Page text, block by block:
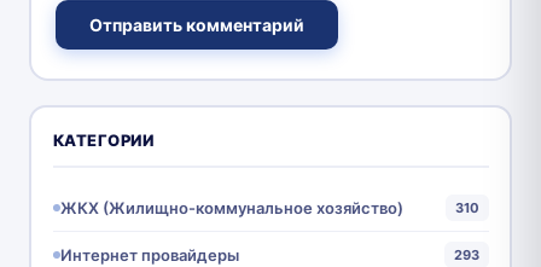
Отправить комментарий
КАТЕГОРИИ
ЖКХ (Жилищно-коммунальное хозяйство) 310
Интернет провайдеры 293